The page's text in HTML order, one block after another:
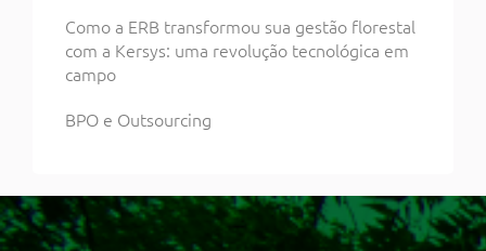
Como a ERB transformou sua gestão florestal
com a Kersys: uma revolução tecnológica em
campo
BPO e Outsourcing